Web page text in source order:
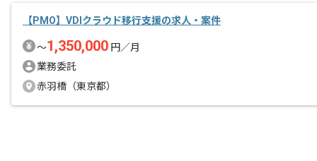
【PMO】VDIクラウド移行支援の求人・案件
〜1,350,000 円／月
業務委託
赤羽橋（東京都）